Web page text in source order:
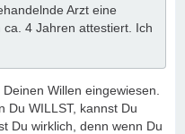
Arzt eine
4 Jahren attestiert. Ich
Willen eingewiesen.
Du WILLST, kannst Du
Du wirklich, denn wenn Du